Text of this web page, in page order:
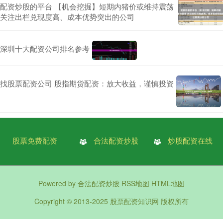
配资炒股的平台 【机会挖掘】短期内猪价或维持震荡
关注出栏兑现度高、成本优势突出的公司
深圳十大配资公司排名参考
找股票配资公司 股指期货配资：放大收益，谨慎投资
股票免费配资 合法配资炒股 炒股配资在线
Powered by 合法配资炒股 RSS地图 HTML地图
Copyright © 2013-2025 股票配资知识网 版权所有